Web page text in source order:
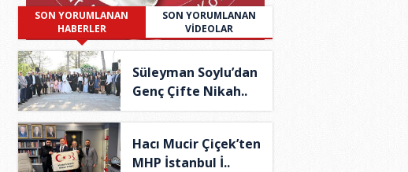
SON YORUMLANAN
HABERLER
SON YORUMLANAN
VİDEOLAR
Süleyman Soylu’dan
Genç Çifte Nikah..
Hacı Mucir Çiçek’ten
MHP İstanbul İ..